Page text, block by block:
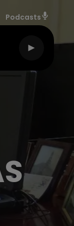
Podcasts